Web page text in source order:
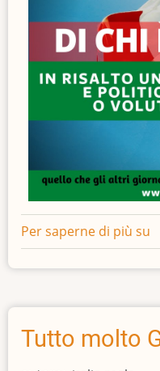
Per saperne di più su
è
?
Tutto molto